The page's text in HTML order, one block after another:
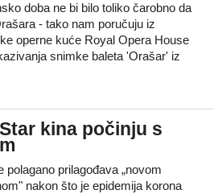
doba ne bi bilo toliko čarobno da
- tako nam poručuju iz
operne kuće Royal Opera House
snimke baleta 'Orašar' iz
kina počinju s
polagano prilagođava „novom
nakon što je epidemija korona